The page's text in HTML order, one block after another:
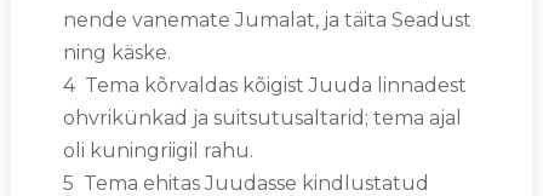
nende vanemate Jumalat, ja täita Seadust
ning käske.
4 Tema kõrvaldas kõigist Juuda linnadest
ohvrikünkad ja suitsutusaltarid; tema ajal
oli kuningriigil rahu.
5 Tema ehitas Juudasse kindlustatud